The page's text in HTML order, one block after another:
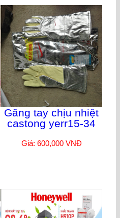
Găng tay chịu nhiệt
castong yerr15-34
Giá: 600,000 VNĐ